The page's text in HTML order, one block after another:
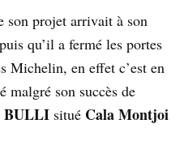
son projet arrivait à son
qu’il a fermé les portes
Michelin, en effet c’est en
malgré son succès de
BULLI situé Cala Montjoi